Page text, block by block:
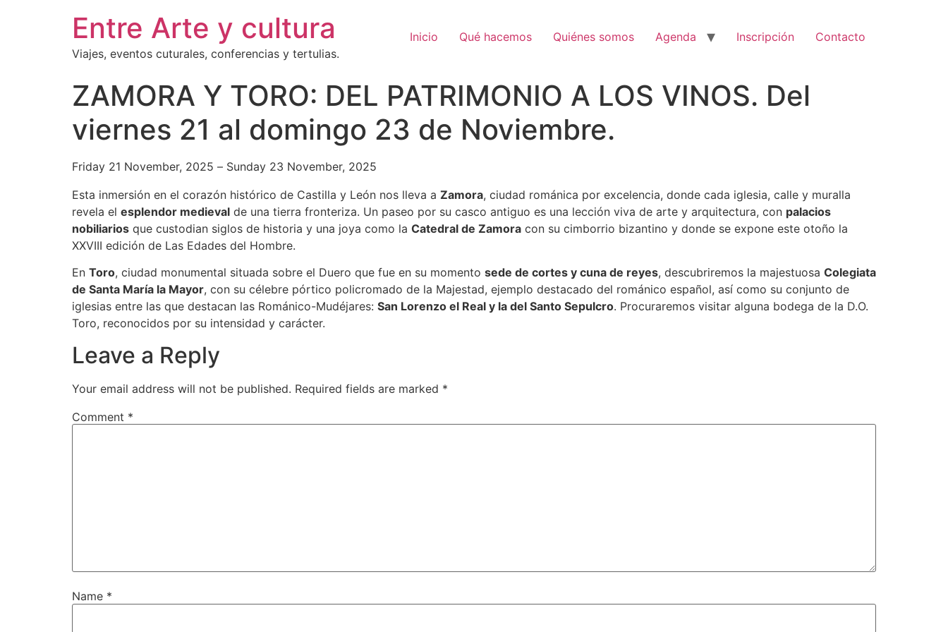
Entre Arte y cultura
Viajes, eventos cuturales, conferencias y tertulias.
Inicio Qué hacemos Quiénes somos Agenda Inscripción Contacto
ZAMORA Y TORO: DEL PATRIMONIO A LOS VINOS. Del
viernes 21 al domingo 23 de Noviembre.
Friday 21 November, 2025 – Sunday 23 November, 2025
Esta inmersión en el corazón histórico de Castilla y León nos lleva a Zamora, ciudad románica por excelencia, donde cada iglesia, calle y muralla
revela el esplendor medieval de una tierra fronteriza. Un paseo por su casco antiguo es una lección viva de arte y arquitectura, con palacios
nobiliarios que custodian siglos de historia y una joya como la Catedral de Zamora con su cimborrio bizantino y donde se expone este otoño la
XXVIII edición de Las Edades del Hombre.
En Toro, ciudad monumental situada sobre el Duero que fue en su momento sede de cortes y cuna de reyes, descubriremos la majestuosa Colegiata
de Santa María la Mayor, con su célebre pórtico policromado de la Majestad, ejemplo destacado del románico español, así como su conjunto de
iglesias entre las que destacan las Románico-Mudéjares: San Lorenzo el Real y la del Santo Sepulcro. Procuraremos visitar alguna bodega de la D.O.
Toro, reconocidos por su intensidad y carácter.
Leave a Reply
Your email address will not be published. Required fields are marked *
Comment *
Name *